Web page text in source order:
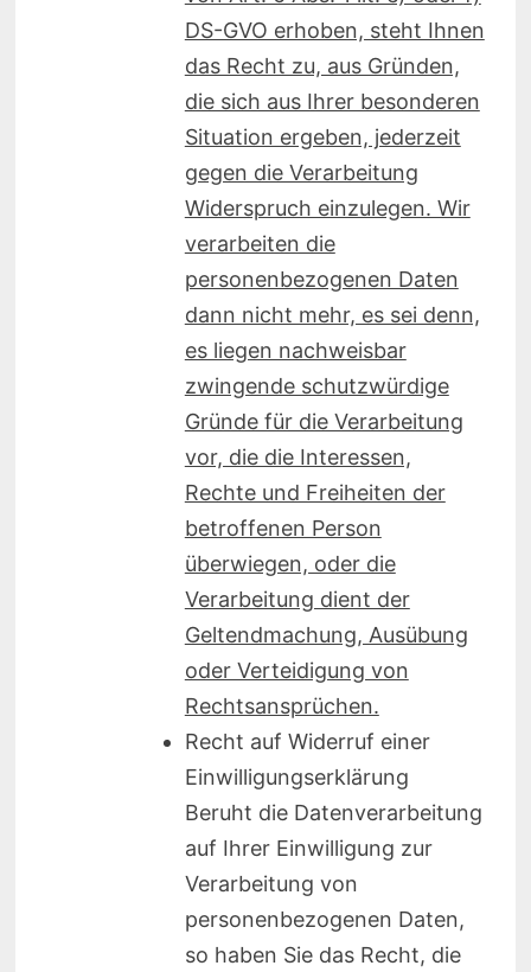
DS-GVO erhoben, steht Ihnen
das Recht zu, aus Gründen,
die sich aus Ihrer besonderen
Situation ergeben, jederzeit
gegen die Verarbeitung
Widerspruch einzulegen. Wir
verarbeiten die
personenbezogenen Daten
dann nicht mehr, es sei denn,
es liegen nachweisbar
zwingende schutzwürdige
Gründe für die Verarbeitung
vor, die die Interessen,
Rechte und Freiheiten der
betroffenen Person
überwiegen, oder die
Verarbeitung dient der
Geltendmachung, Ausübung
oder Verteidigung von
Rechtsansprüchen.
Recht auf Widerruf einer
Einwilligungserklärung
Beruht die Datenverarbeitung
auf Ihrer Einwilligung zur
Verarbeitung von
personenbezogenen Daten,
so haben Sie das Recht, die